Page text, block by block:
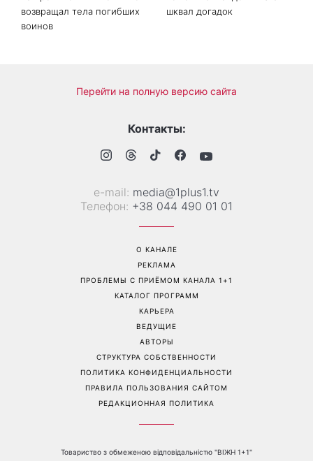
Юков - поисковик, который
возвращал тела погибших
новые кадры Зендеи с
шквал догадок
Контакты:
media@1plus1.tv
+38 044 490 01 01
О КАНАЛЕ
РЕКЛАМА
ПРОБЛЕМЫ С ПРИЁМОМ КАНАЛА 1+1
КАРЬЕРА